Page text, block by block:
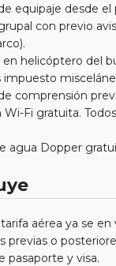
equipaje desde
con previo
en helicóptero del
impuesto
comprensión
Wi-Fi gratuita.
agua Dopper
aérea ya se
previas o
pasaporte y visa.